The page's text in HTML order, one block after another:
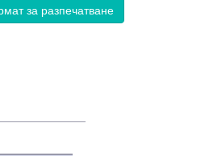
за разпечатване